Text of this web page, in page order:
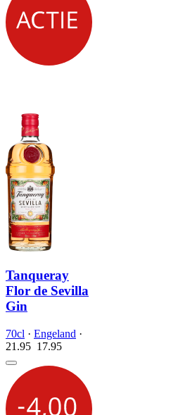
Tanqueray
Flor de Sevilla
Gin
70cl · Engeland ·
21.95 17.95